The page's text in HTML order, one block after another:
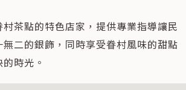
茶點的特色店家，提供專業指導讓民
二的銀飾，同時享受眷村風味的甜點
時光。